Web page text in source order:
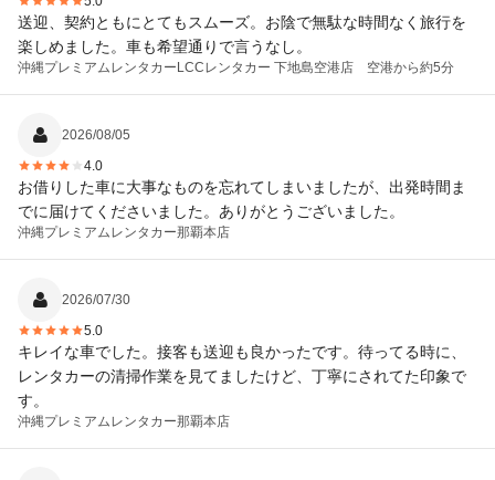
送迎、契約ともにとてもスムーズ。お陰で無駄な時間なく旅行を
楽しめました。車も希望通りで言うなし。
沖縄プレミアムレンタカー LCCレンタカー 下地島空港店 空港から約5分
2026/08/05
4.0
お借りした車に大事なものを忘れてしまいましたが、出発時間ま
でに届けてくださいました。ありがとうございました。
沖縄プレミアムレンタカー那覇本店
2026/07/30
5.0
キレイな車でした。接客も送迎も良かったです。待ってる時に、
レンタカーの清掃作業を見てましたけど、丁寧にされてた印象で
す。
沖縄プレミアムレンタカー那覇本店